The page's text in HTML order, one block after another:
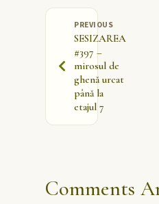
PREVIOUS
SESIZAREA
#397 –
mirosul de
ghenă urcat
până la
etajul 7
Comments